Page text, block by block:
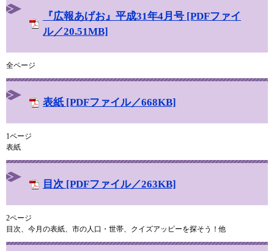
『広報あげお』平成31年4月号 [PDFファイ
ル／20.51MB]
全ページ
表紙 [PDFファイル／668KB]
1ページ
表紙
目次 [PDFファイル／263KB]
2ページ
目次、今月の表紙、市の人口・世帯、クイズアッピーを探そう！他